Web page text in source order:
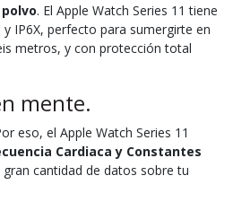
. El Apple Watch Series 11 tiene
IP6X, perfecto para sumergirte en
metros, y con protección total
mente.
eso, el Apple Watch Series 11
Cardiaca y Constantes
cantidad de datos sobre tu